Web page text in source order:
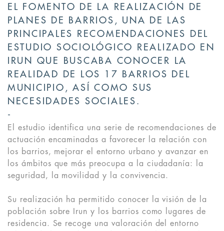
EL FOMENTO DE LA REALIZACIÓN DE
PLANES DE BARRIOS, UNA DE LAS
PRINCIPALES RECOMENDACIONES DEL
ESTUDIO SOCIOLÓGICO REALIZADO EN
IRUN QUE BUSCABA CONOCER LA
REALIDAD DE LOS 17 BARRIOS DEL
MUNICIPIO, ASÍ COMO SUS
NECESIDADES SOCIALES.
El estudio identifica una serie de recomendaciones de
actuación encaminadas a favorecer la relación con
los barrios, mejorar el entorno urbano y avanzar en
los ámbitos que más preocupa a la ciudadanía: la
seguridad, la movilidad y la convivencia.
Su realización ha permitido conocer la visión de la
población sobre Irun y los barrios como lugares de
residencia. Se recoge una valoración del entorno